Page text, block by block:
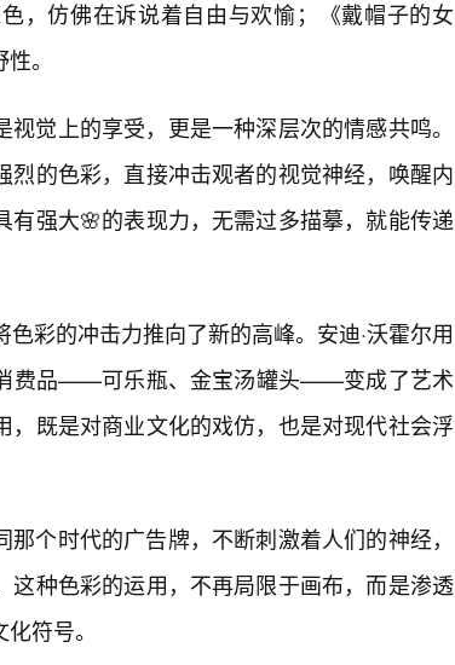
，仿佛在诉说着自由与欢愉；《戴帽子的女
。
觉上的享受，更是一种深层次的情感共鸣。
的色彩，直接冲击观者的视觉神经，唤醒内
强大🌸的表现力，无需过多描摹，就能传递
彩的冲击力推向了新的高峰。安迪·沃霍尔用
费品——可乐瓶、金宝汤罐头——变成了艺术
既是对商业文化的戏仿，也是对现代社会浮
个时代的广告牌，不断刺激着人们的神经，
种色彩的运用，不再局限于画布，而是渗透
符号。